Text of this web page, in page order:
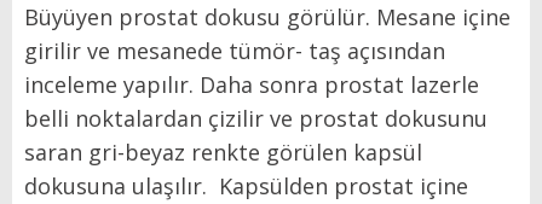
Büyüyen prostat dokusu görülür. Mesane içine
girilir ve mesanede tümör- taş açısından
inceleme yapılır. Daha sonra prostat lazerle
belli noktalardan çizilir ve prostat dokusunu
saran gri-beyaz renkte görülen kapsül
dokusuna ulaşılır. Kapsülden prostat içine